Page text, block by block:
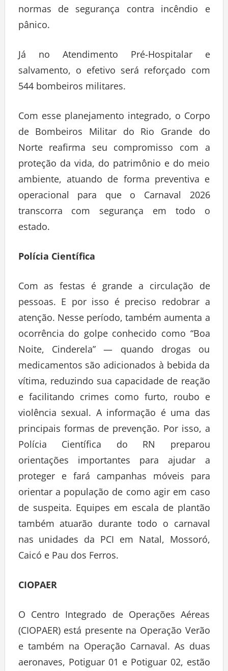
normas de segurança contra incêndio e
pânico.
Já no Atendimento Pré-Hospitalar e
salvamento, o efetivo será reforçado com
544 bombeiros militares.
Com esse planejamento integrado, o Corpo
de Bombeiros Militar do Rio Grande do
Norte reafirma seu compromisso com a
proteção da vida, do patrimônio e do meio
ambiente, atuando de forma preventiva e
operacional para que o Carnaval 2026
transcorra com segurança em todo o
estado.
Polícia Científica
Com as festas é grande a circulação de
pessoas. E por isso é preciso redobrar a
atenção. Nesse período, também aumenta a
ocorrência do golpe conhecido como “Boa
Noite, Cinderela” — quando drogas ou
medicamentos são adicionados à bebida da
vítima, reduzindo sua capacidade de reação
e facilitando crimes como furto, roubo e
violência sexual. A informação é uma das
principais formas de prevenção. Por isso, a
Polícia Científica do RN preparou
orientações importantes para ajudar a
proteger e fará campanhas móveis para
orientar a população de como agir em caso
de suspeita. Equipes em escala de plantão
também atuarão durante todo o carnaval
nas unidades da PCI em Natal, Mossoró,
Caicó e Pau dos Ferros.
CIOPAER
O Centro Integrado de Operações Aéreas
(CIOPAER) está presente na Operação Verão
e também na Operação Carnaval. As duas
aeronaves, Potiguar 01 e Potiguar 02, estão